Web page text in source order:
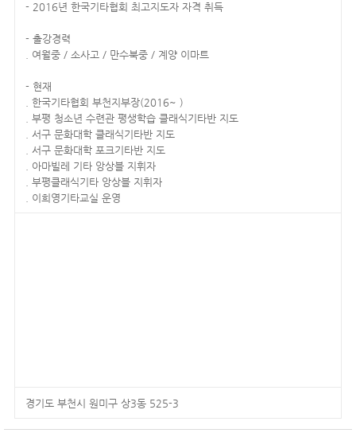
- 2016년 한국기타협회 최고지도자 자격 취득
- 출강경력
. 여월중 / 소사고 / 만수북중 / 계양 이마트
- 현재
. 한국기타협회 부천지부장(2016~ )
. 부평 청소년 수련관 평생학습 클래식기타반 지도
. 서구 문화대학 클래식기타반 지도
. 서구 문화대학 포크기타반 지도
. 아마빌레 기타 앙상블 지휘자
. 부평클래식기타 앙상블 지휘자
. 이희영기타교실 운영
경기도 부천시 원미구 상3동 525-3